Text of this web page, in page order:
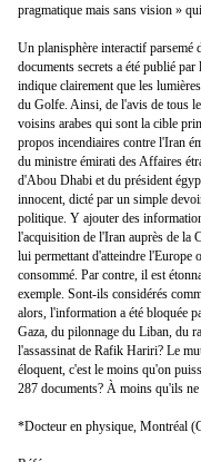
pragmatique mais sans vision »
Un planisphère interactif parsemé
documents secrets a été publié
indique clairement que les
du Golfe. Ainsi, de l'avis de tous
voisins arabes qui sont la cible
propos incendiaires contre l'Iran
du ministre émirati des Affaires
d'Abou Dhabi et du président
innocent, dicté par un simple
politique. Y ajouter des
l'acquisition de l'Iran auprès de la
lui permettant d'atteindre l'Europe
consommé. Par contre, il est
exemple. Sont-ils considérés
alors, l'information a été bloquée
Gaza, du pilonnage du Liban, du
l'assassinat de Rafik Hariri? Le
éloquent, c'est le moins qu'on
287 documents? À moins qu'ils
*Docteur en physique, Montréal